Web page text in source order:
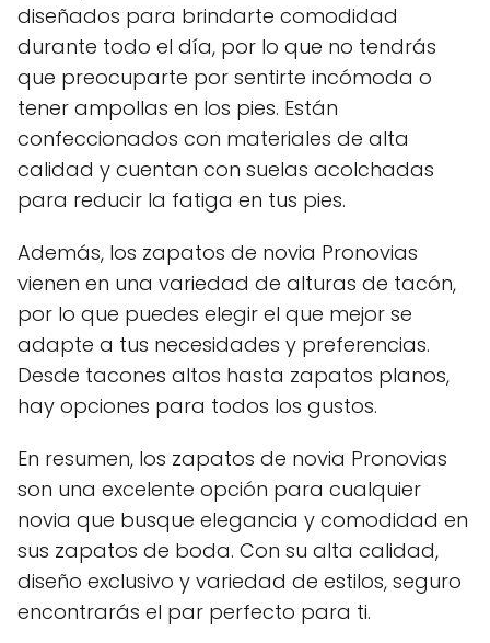
diseñados para brindarte comodidad
durante todo el día, por lo que no tendrás
que preocuparte por sentirte incómoda o
tener ampollas en los pies. Están
confeccionados con materiales de alta
calidad y cuentan con suelas acolchadas
para reducir la fatiga en tus pies.
Además, los zapatos de novia Pronovias
vienen en una variedad de alturas de tacón,
por lo que puedes elegir el que mejor se
adapte a tus necesidades y preferencias.
Desde tacones altos hasta zapatos planos,
hay opciones para todos los gustos.
En resumen, los zapatos de novia Pronovias
son una excelente opción para cualquier
novia que busque elegancia y comodidad en
sus zapatos de boda. Con su alta calidad,
diseño exclusivo y variedad de estilos, seguro
encontrarás el par perfecto para ti.